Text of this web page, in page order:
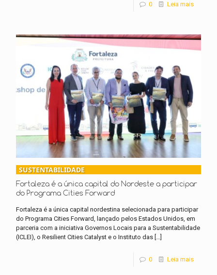
0 Leia mais
SUSTENTABILIDADE
Fortaleza é a única capital do Nordeste a participar
do Programa Cities Forward
Fortaleza é a única capital nordestina selecionada para participar
do Programa Cities Forward, lançado pelos Estados Unidos, em
parceria com a iniciativa Governos Locais para a Sustentabilidade
(ICLEI), o Resilient Cities Catalyst e o Instituto das
0 Leia mais